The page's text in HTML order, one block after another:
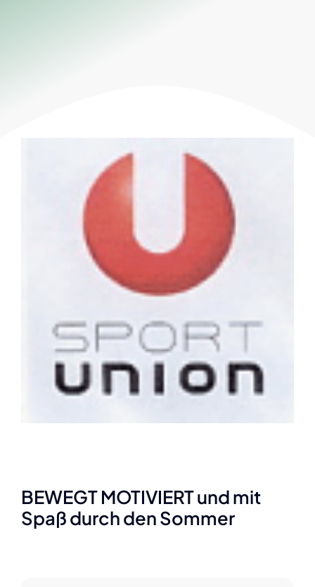
BEWEGT MOTIVIERT und mit
Spaß durch den Sommer